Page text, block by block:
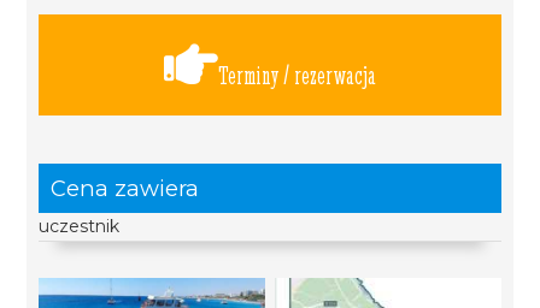
Terminy / rezerwacja
Cena zawiera
uczestnik